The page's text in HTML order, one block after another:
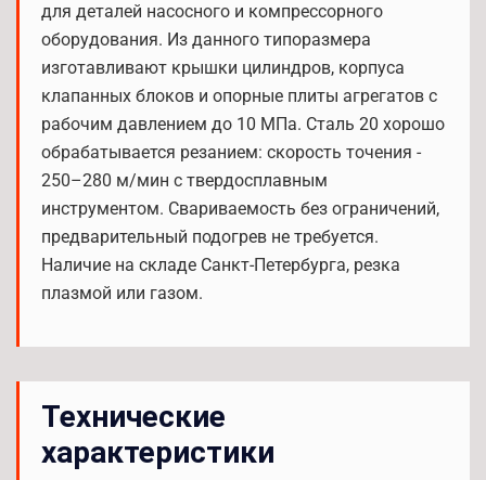
для деталей насосного и компрессорного
оборудования. Из данного типоразмера
изготавливают крышки цилиндров, корпуса
клапанных блоков и опорные плиты агрегатов с
рабочим давлением до 10 МПа. Сталь 20 хорошо
обрабатывается резанием: скорость точения -
250–280 м/мин с твердосплавным
инструментом. Свариваемость без ограничений,
предварительный подогрев не требуется.
Наличие на складе Санкт-Петербурга, резка
плазмой или газом.
Технические
характеристики